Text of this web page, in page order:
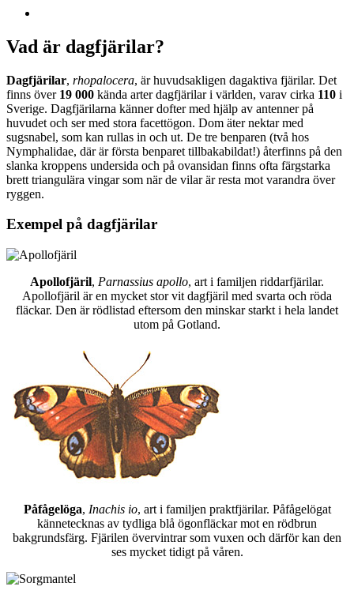
Vad är dagfjärilar?
Dagfjärilar, rhopalocera, är huvudsakligen dagaktiva fjärilar. Det
finns över 19 000 kända arter dagfjärilar i världen, varav cirka 110 i
Sverige. Dagfjärilarna känner dofter med hjälp av antenner på
huvudet och ser med stora facettögon. Dom äter nektar med
sugsnabel, som kan rullas in och ut. De tre benparen (två hos
Nymphalidae, där är första benparet tillbakabildat!) återfinns på den
slanka kroppens undersida och på ovansidan finns ofta färgstarka
brett triangulära vingar som när de vilar är resta mot varandra över
ryggen.
Exempel på dagfjärilar
Apollofjäril, Parnassius apollo, art i familjen riddarfjärilar.
Apollofjäril är en mycket stor vit dagfjäril med svarta och röda
fläckar. Den är rödlistad eftersom den minskar starkt i hela landet
utom på Gotland.
Påfågelöga, Inachis io, art i familjen praktfjärilar. Påfågelögat
kännetecknas av tydliga blå ögonfläckar mot en rödbrun
bakgrundsfärg. Fjärilen övervintrar som vuxen och därför kan den
ses mycket tidigt på våren.